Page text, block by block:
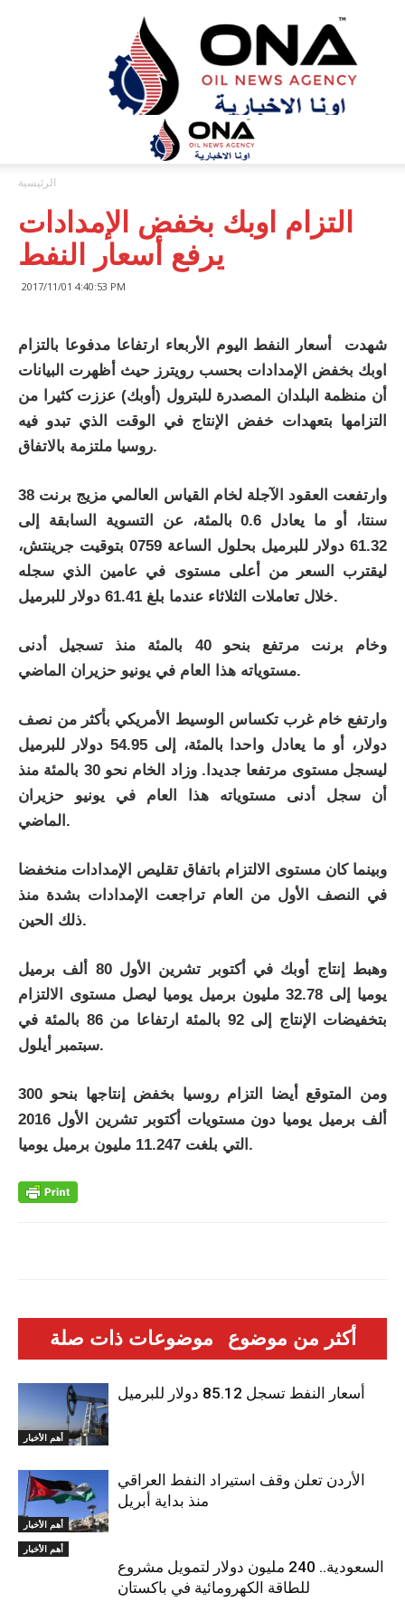
ONA™
NEWS
/
أونا
الاخبارية
الرئيسية
التزام اوبك بخفض الإمدادات
يرفع أسعار النفط
2017/11/01 4:40:53 PM
شهدت أسعار النفط اليوم الأربعاء ارتفاعا مدفوعا بالتزام
اوبك بخفض الإمدادات بحسب رويترز حيث أظهرت البيانات
أن منظمة البلدان المصدرة للبترول (أوبك) عززت كثيرا من
التزامها بتعهدات خفض الإنتاج في الوقت الذي تبدو فيه
روسيا ملتزمة بالاتفاق.
وارتفعت العقود الآجلة لخام القياس العالمي مزيج برنت 38
سنتا، أو ما يعادل 0.6 بالمئة، عن التسوية السابقة إلى
61.32 دولار للبرميل بحلول الساعة 0759 بتوقيت جرينتش،
ليقترب السعر من أعلى مستوى في عامين الذي سجله
خلال تعاملات الثلاثاء عندما بلغ 61.41 دولار للبرميل.
وخام برنت مرتفع بنحو 40 بالمئة منذ تسجيل أدنى
مستوياته هذا العام في يونيو حزيران الماضي.
وارتفع خام غرب تكساس الوسيط الأمريكي بأكثر من نصف
دولار، أو ما يعادل واحدا بالمئة، إلى 54.95 دولار للبرميل
ليسجل مستوى مرتفعا جديدا. وزاد الخام نحو 30 بالمئة منذ
أن سجل أدنى مستوياته هذا العام في يونيو حزيران
الماضي.
وبينما كان مستوى الالتزام باتفاق تقليص الإمدادات منخفضا
في النصف الأول من العام تراجعت الإمدادات بشدة منذ
ذلك الحين.
وهبط إنتاج أوبك في أكتوبر تشرين الأول 80 ألف برميل
يوميا إلى 32.78 مليون برميل يوميا ليصل مستوى الالتزام
بتخفيضات الإنتاج إلى 92 بالمئة ارتفاعا من 86 بالمئة في
سبتمبر أيلول.
ومن المتوقع أيضا التزام روسيا بخفض إنتاجها بنحو 300
ألف برميل يوميا دون مستويات أكتوبر تشرين الأول 2016
التي بلغت 11.247 مليون برميل يوميا.
موضوعات ذات صلة أكثر من موضوع
أهم الأخبار
أسعار النفط تسجل 85.12 دولار للبرميل
أهم الأخبار
الأردن تعلن وقف استيراد النفط العراقي
منذ بداية أبريل
أهم الأخبار
السعودية.. 240 مليون دولار لتمويل مشروع
للطاقة الكهرومائية في باكستان